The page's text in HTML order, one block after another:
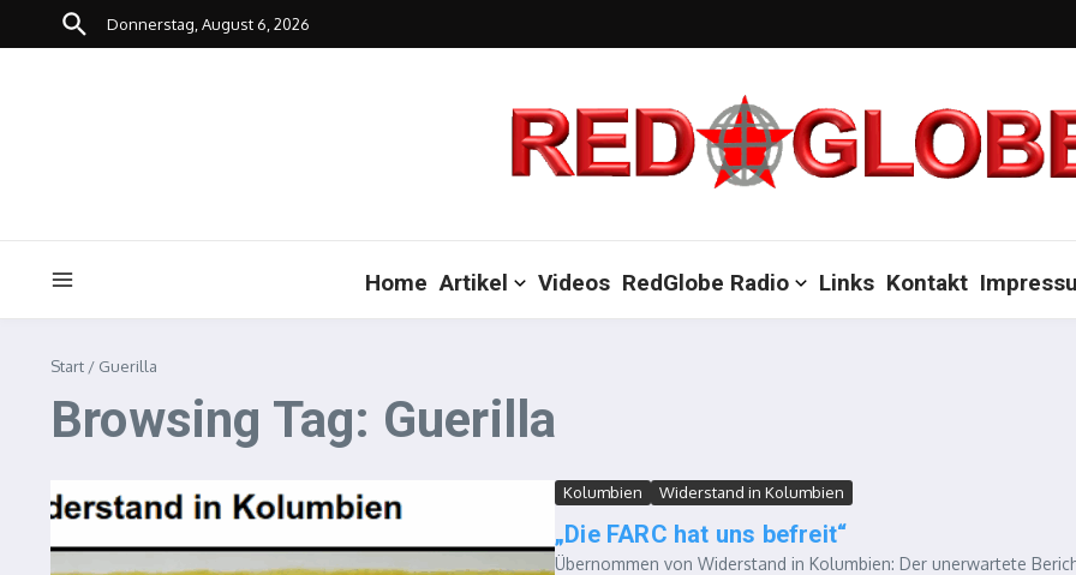
Zum Inhalt springen
Donnerstag, August 6, 2026
Home Artikel Videos RedGlobe Radio Links Kontakt
Start / Guerilla
Browsing Tag: Guerilla
Kolumbien Widerstand in Kolumbien
„Die FARC hat uns befreit“
Übernommen von Widerstand in Kolumbien: Der unerwartete